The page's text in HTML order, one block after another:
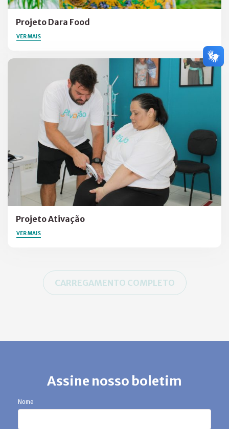
Projeto Dara Food
VER MAIS
Projeto Ativação
VER MAIS
CARREGAMENTO COMPLETO
Assine nosso boletim
Nome